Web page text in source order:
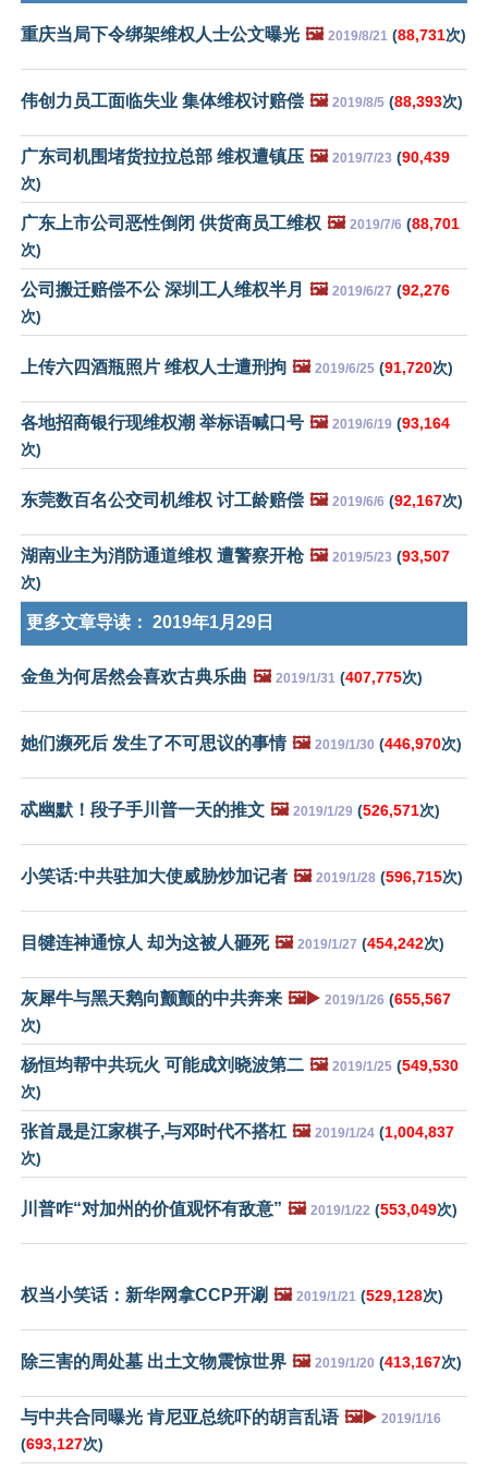
重庆当局下令绑架维权人士公文曝光 🖼️ 2019/8/21 (88,731次)
伟创力员工面临失业 集体维权讨赔偿 🖼️ 2019/8/5 (88,393次)
广东司机围堵货拉拉总部 维权遭镇压 🖼️ 2019/7/23 (90,439
次)
广东上市公司恶性倒闭 供货商员工维权 🖼️ 2019/7/6 (88,701
次)
公司搬迁赔偿不公 深圳工人维权半月 🖼️ 2019/6/27 (92,276
次)
上传六四酒瓶照片 维权人士遭刑拘 🖼️ 2019/6/25 (91,720次)
各地招商银行现维权潮 举标语喊口号 🖼️ 2019/6/19 (93,164
次)
东莞数百名公交司机维权 讨工龄赔偿 🖼️ 2019/6/6 (92,167次)
湖南业主为消防通道维权 遭警察开枪 🖼️ 2019/5/23 (93,507
次)
更多文章导读： 2019年1月29日
金鱼为何居然会喜欢古典乐曲 🖼️ 2019/1/31 (407,775次)
她们濒死后 发生了不可思议的事情 🖼️ 2019/1/30 (446,970次)
忒幽默！段子手川普一天的推文 🖼️ 2019/1/29 (526,571次)
小笑话:中共驻加大使威胁炒加记者 🖼️ 2019/1/28 (596,715次)
目犍连神通惊人 却为这被人砸死 🖼️ 2019/1/27 (454,242次)
灰犀牛与黑天鹅向颤颤的中共奔来 🖼️▶️ 2019/1/26 (655,567
次)
杨恒均帮中共玩火 可能成刘晓波第二 🖼️ 2019/1/25 (549,530
次)
张首晟是江家棋子,与邓时代不搭杠 🖼️ 2019/1/24 (1,004,837
次)
川普咋“对加州的价值观怀有敌意” 🖼️ 2019/1/22 (553,049次)
权当小笑话：新华网拿CCP开涮 🖼️ 2019/1/21 (529,128次)
除三害的周处墓 出土文物震惊世界 🖼️ 2019/1/20 (413,167次)
与中共合同曝光 肯尼亚总统吓的胡言乱语 🖼️▶️ 2019/1/16
(693,127次)